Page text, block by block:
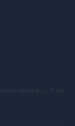
AdHub Media S.r.l. · P.IVA